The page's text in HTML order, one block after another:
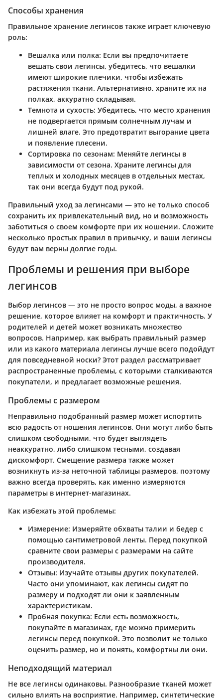
Способы хранения
Правильное хранение легинсов также играет ключевую
роль:
Вешалка или полка: Если вы предпочитаете
вешать свои легинсы, убедитесь, что вешалки
имеют широкие плечики, чтобы избежать
растяжения ткани. Альтернативно, храните их на
полках, аккуратно складывая.
Темнота и сухость: Убедитесь, что место хранения
не подвергается прямым солнечным лучам и
лишней влаге. Это предотвратит выгорание цвета
и появление плесени.
Сортировка по сезонам: Меняйте легинсы в
зависимости от сезона. Храните легинсы для
теплых и холодных месяцев в отдельных местах,
так они всегда будут под рукой.
Правильный уход за легинсами — это не только способ
сохранить их привлекательный вид, но и возможность
заботиться о своем комфорте при их ношении. Сложите
несколько простых правил в привычку, и ваши легинсы
будут вам верны долгие годы.
Проблемы и решения при выборе
легинсов
Выбор легинсов — это не просто вопрос моды, а важное
решение, которое влияет на комфорт и практичность. У
родителей и детей может возникать множество
вопросов. Например, как выбрать правильный размер
или из какого материала легинсы лучше всего подойдут
для повседневной носки? Этот раздел рассматривает
распространенные проблемы, с которыми сталкиваются
покупатели, и предлагает возможные решения.
Проблемы с размером
Неправильно подобранный размер может испортить
всю радость от ношения легинсов. Они могут либо быть
слишком свободными, что будет выглядеть
неаккуратно, либо слишком тесными, создавая
дискомфорт. Смещение размера также может
возникнуть из-за неточной таблицы размеров, поэтому
важно всегда проверять, как именно измеряются
параметры в интернет-магазинах.
Как избежать этой проблемы:
Измерение: Измеряйте обхваты талии и бедер с
помощью сантиметровой ленты. Перед покупкой
сравните свои размеры с размерами на сайте
производителя.
Отзывы: Изучайте отзывы других покупателей.
Часто они упоминают, как легинсы сидят по
размеру и подходят ли они к заявленным
характеристикам.
Пробная покупка: Если есть возможность,
покупайте в магазинах, где можно примерить
легинсы перед покупкой. Это позволит не только
оценить размер, но и понять, комфортны ли они.
Неподходящий материал
Не все легинсы одинаковы. Разнообразие тканей может
сильно влиять на восприятие. Например, синтетические